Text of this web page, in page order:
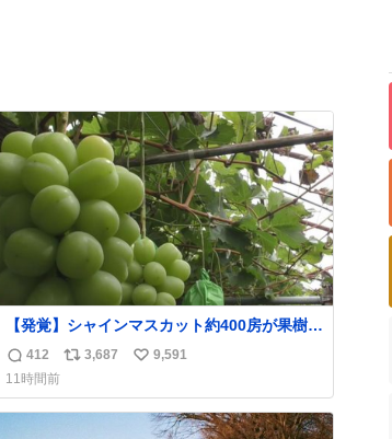
【発覚】シャインマスカット約400房が果樹園
から盗まれる 栃木・佐野市
news.livedoor.com/article/detail… 被害に遭
った果樹園には防犯カメラなどはなく、シャ
インマスカットが盗まれた木には刃物などで
切られた跡が。市内で今年に入って同様の被
返
信
数
412
リ
ス
3,687
い
ね
9,591
11時間前